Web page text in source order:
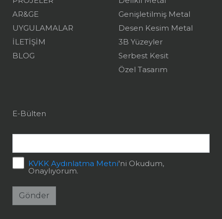
AR&GE
UYGULAMALAR
İLETİŞİM
BLOG
Genişletilmiş Metal
Desen Kesim Metal
3B Yüzeyler
Serbest Kesit
Özel Tasarım
E-Bülten
KVKK Aydınlatma Metni'ni Okudum,
Onaylıyorum.
Gönder